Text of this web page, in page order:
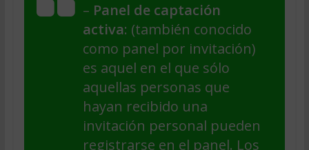
– Panel de captación
activa: (también conocido
como panel por invitación)
es aquel en el que sólo
aquellas personas que
hayan recibido una
invitación personal pueden
registrarse en el panel. Los